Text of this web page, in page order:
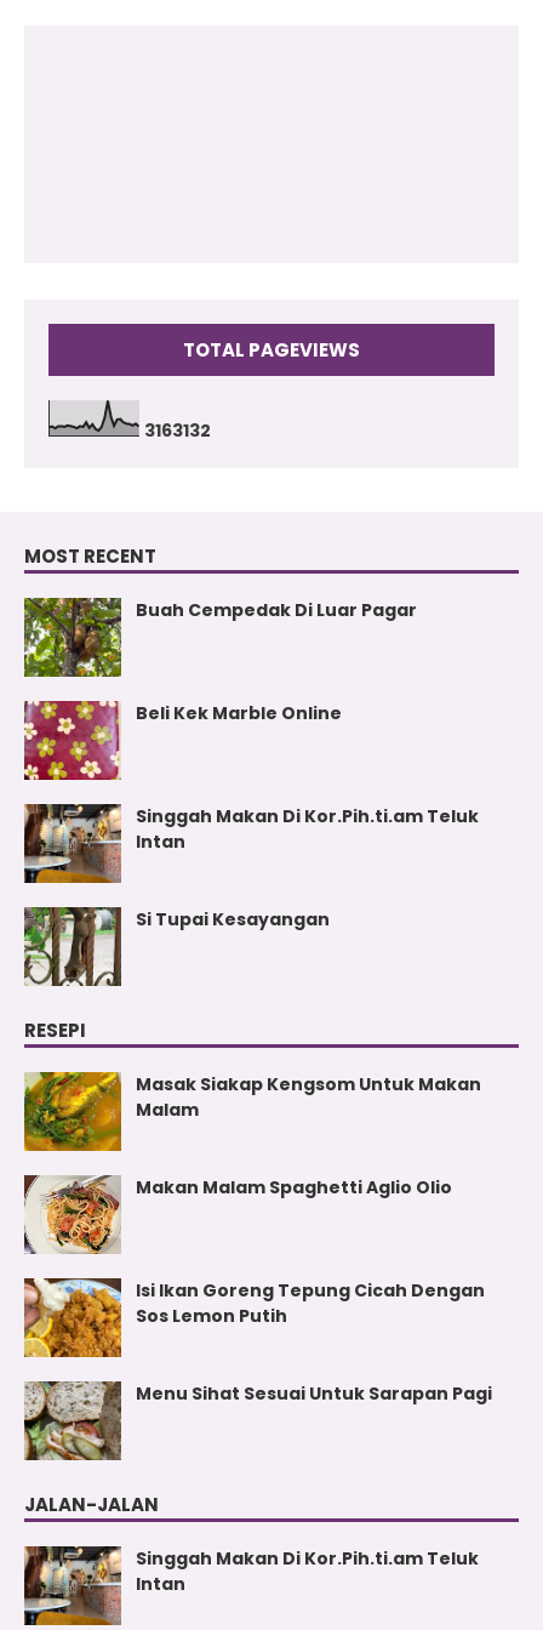
TOTAL PAGEVIEWS
3163132
MOST RECENT
Buah Cempedak Di Luar Pagar
Beli Kek Marble Online
Singgah Makan Di Kor.Pih.ti.am Teluk
Intan
Si Tupai Kesayangan
RESEPI
Masak Siakap Kengsom Untuk Makan
Malam
Makan Malam Spaghetti Aglio Olio
Isi Ikan Goreng Tepung Cicah Dengan
Sos Lemon Putih
Menu Sihat Sesuai Untuk Sarapan Pagi
JALAN-JALAN
Singgah Makan Di Kor.Pih.ti.am Teluk
Intan